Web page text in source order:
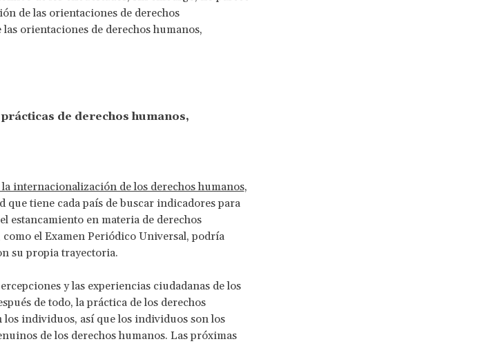
de las orientaciones de derechos
orientaciones de derechos humanos,
de derechos humanos,
internacionalización de los derechos humanos,
tiene cada país de buscar indicadores para
estancamiento en materia de derechos
el Examen Periódico Universal, podría
su propia trayectoria.
y las experiencias ciudadanas de los
de todo, la práctica de los derechos
individuos, así que los individuos son los
de los derechos humanos. Las próximas